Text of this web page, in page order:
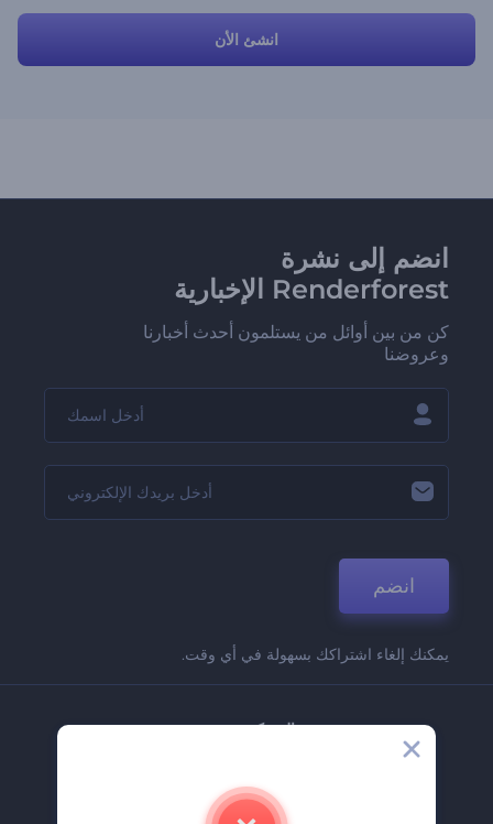
انشئ الأن
انضم إلى نشرة
Renderforest الإخبارية
كن من بين أوائل من يستلمون أحدث أخبارنا
وعروضنا
انضم
يمكنك إلغاء اشتراكك بسهولة في أي وقت.
الشركة
اتصل بنا